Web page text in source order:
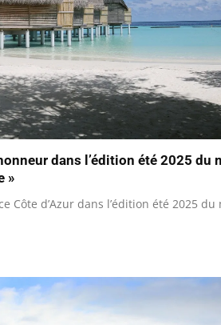
dans l’édition été 2025 du
»
Côte d’Azur dans l’édition été 2025 du